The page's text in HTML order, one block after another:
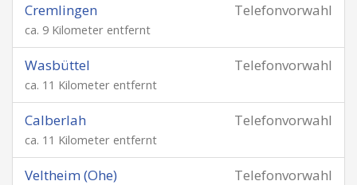
Telefonvorwahl
Cremlingen
ca. 9 Kilometer entfernt
Telefonvorwahl
Wasbüttel
ca. 11 Kilometer entfernt
Telefonvorwahl
Calberlah
ca. 11 Kilometer entfernt
Telefonvorwahl
Veltheim (Ohe)